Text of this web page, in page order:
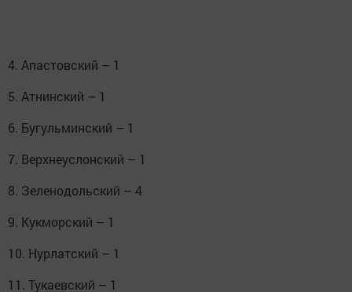
4. Апастовский – 1
5. Атнинский – 1
6. Бугульминский – 1
7. Верхнеуслонский – 1
8. Зеленодольский – 4
9. Кукморский – 1
10. Нурлатский – 1
11. Тукаевский – 1